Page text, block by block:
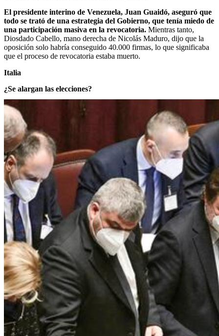
El presidente interino de Venezuela, Juan Guaidó, aseguró que
todo se trató de una estrategia del Gobierno, que tenía miedo de
una participación masiva en la revocatoria. Mientras tanto,
Diosdado Cabello, mano derecha de Nicolás Maduro, dijo que la
oposición solo habría conseguido 40.000 firmas, lo que significaba
que el proceso de revocatoria estaba muerto.
Italia
¿Se alargan las elecciones?